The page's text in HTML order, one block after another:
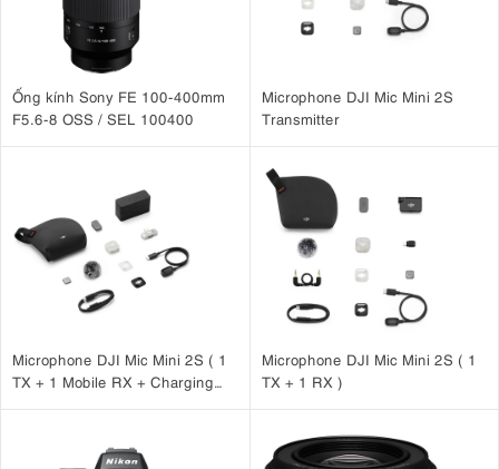
Ống kính Sony FE 100-400mm
F5.6-8 OSS / SEL 100400
Microphone DJI Mic Mini 2S
Transmitter
Microphone DJI Mic Mini 2S ( 1
TX + 1 Mobile RX + Charging
Microphone DJI Mic Mini 2S ( 1
TX + 1 RX )